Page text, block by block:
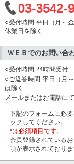
03-3542-
○受付時間 平日（月～
休業日を除く
ＷＥＢでのお問い合
○受付時間 24時間受付
○ご返答時間 平日（月
は除く
メールまたはお電話に
下記のフォームに必
ックしてください。
*は必須項目です。
会員登録されている
項が表示されておりま